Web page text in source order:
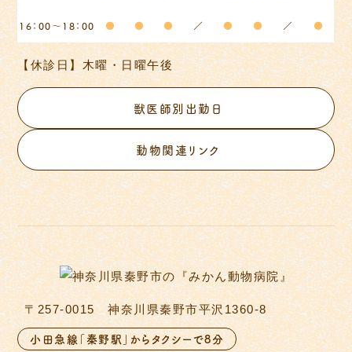
16：00～18：00 ● ● ● ／ ● ● ／ ●
【休診日】木曜・日曜午後
獣医師別出勤日
動物関連リンク
〒257-0015 神奈川県秦野市平沢1360-8
小田急線「秦野駅」からタクシーで8分